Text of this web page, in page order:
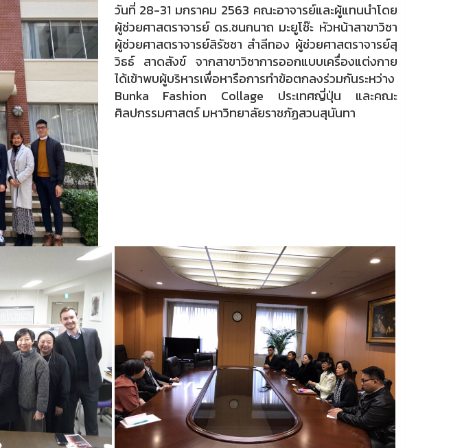
วันที่ 28-31 มกราคม 2563 คณะอาจารย์และผู้แทนนำโดย
ผู้ช่วยศาสตราจารย์ ดร.ชนกนาถ มะยูโซ๊ะ หัวหน้าสาขาวิชา
ผู้ช่วยศาสตราจารย์สิรัชชา สำลีทอง ผู้ช่วยศาสตราจารย์สุ
วิธธ์ สาดสังข์ จากสาขาวิชาการออกแบบเครื่องแต่งกาย
ได้เข้าพบผู้บริหารเพื่อหารือการทำข้อตกลงร่วมกันระหว่าง
Bunka Fashion Collage ประเทศญี่ปุ่น และคณะ
ศิลปกรรมศาสตร์ มหาวิทยาลัยราชภัฏสวนสุนันทา